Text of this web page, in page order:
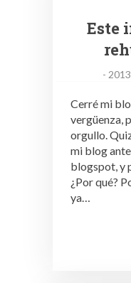
Este
-
Cerré mi
vergüenza,
orgullo.
mi blog
blogspot, y
¿Por qué?
ya…